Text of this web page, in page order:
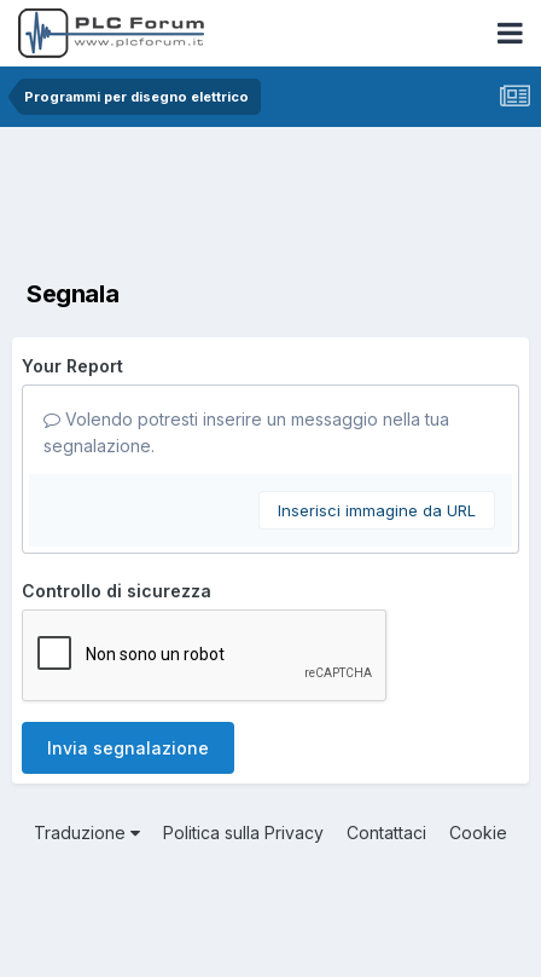
Programmi per disegno elettrico
Segnala
Your Report
Volendo potresti inserire un messaggio nella tua
segnalazione.
Inserisci immagine da URL
Controllo di sicurezza
Invia segnalazione
Traduzione Politica sulla Privacy Contattaci Cookie